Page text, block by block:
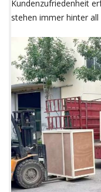
Kundenzufriedenheit
stehen immer hinter